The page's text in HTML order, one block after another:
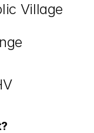
Village